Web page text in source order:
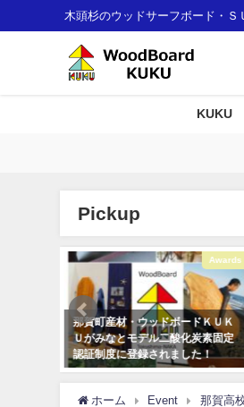
木頭杉のウッドサーフボード・
KUKU
Pickup
Awards
那賀町産材・ウッドボードＫＵＫ
Ｕがみなとモデル二酸化炭素固定
認証制度に登録されました！
ホーム Event 那賀高